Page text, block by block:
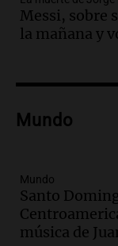
Una mañana
Episodios
hacerle
Episodios
800 kilos
Una
Episodios
Audio. La
Messi, sobre
la mañana y
Mundo
Mundo
Santo
música de